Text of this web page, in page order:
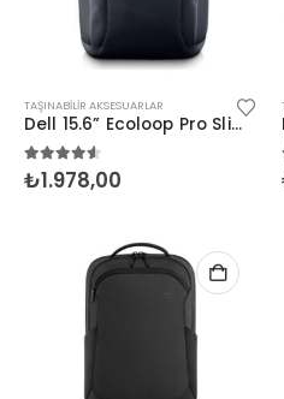
TAŞINABILIR AKSESUARLAR
Dell 15.6” Ecoloop Pro Slim Sırt Çantası
4.505 üzerinden
₺1.978,00